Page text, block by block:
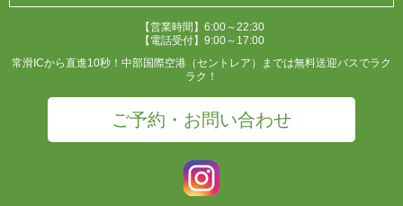
【営業時間】6:00～22:30
【電話受付】9:00～17:00
常滑ICから直進10秒！中部国際空港（セントレア）までは無料送迎バスでラク
ラク！
ご予約・お問い合わせ